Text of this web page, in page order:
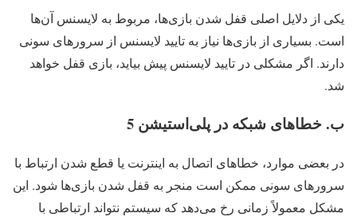
یکی از دلایل اصلی قفل شدن بازی‌ها، مربوط به لایسنس آن‌ها
است. بسیاری از بازی‌ها نیاز به تایید لایسنس از سرورهای سونی
دارند. اگر مشکلی در تایید لایسنس پیش بیاید، بازی قفل خواهد
شد.
ب. خطاهای شبکه در پلی‌استیشن 5
در بعضی موارد، خطاهای اتصال به اینترنت یا قطع شدن ارتباط با
سرورهای سونی ممکن است منجر به قفل شدن بازی‌ها شود. این
مشکل معمولاً زمانی رخ می‌دهد که سیستم نتواند ارتباطی با